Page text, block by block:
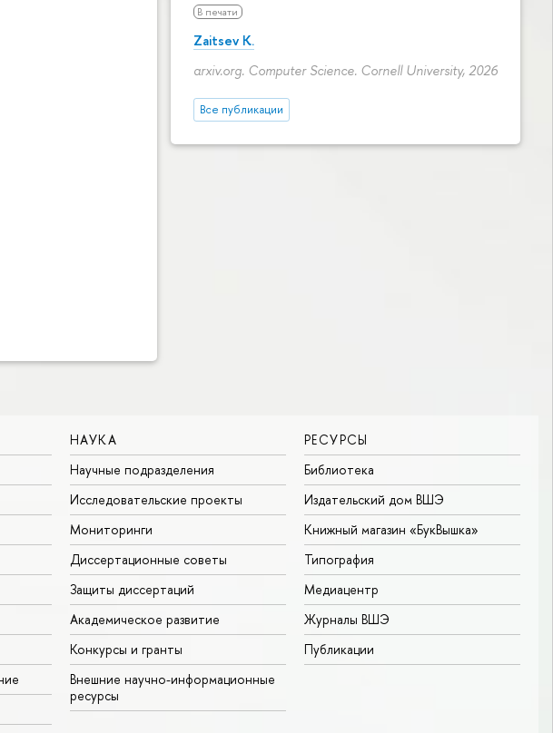
В печати
Zaitsev K.
arxiv.org. Computer Science. Cornell University, 2026
Все публикации
НАУКА
Научные подразделения
Исследовательские проекты
Мониторинги
Диссертационные советы
Защиты диссертаций
Академическое развитие
Конкурсы и гранты
Внешние научно-информационные
ресурсы
РЕСУРСЫ
Библиотека
Издательский дом ВШЭ
Книжный магазин «БукВышка»
Типография
Медиацентр
Журналы ВШЭ
Публикации